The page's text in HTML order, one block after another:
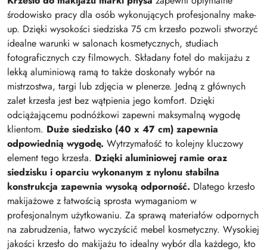
środowisko pracy dla osób wykonujących profesjonalny make-
up. Dzięki wysokości siedziska 75 cm krzesło pozwoli stworzyć
idealne warunki w salonach kosmetycznych, studiach
fotograficznych czy filmowych. Składany fotel do makijażu z
lekką aluminiową ramą to także doskonały wybór na
mistrzostwa, targi lub zdjęcia w plenerze. Jedną z głównych
zalet krzesła jest bez wątpienia jego komfort. Dzięki
odciążającemu podnóżkowi zapewni maksymalną wygodę
klientom. Duże siedzisko (40 x 47 cm) zapewnia
odpowiednią wygodę. Wytrzymałość to kolejny kluczowy
element tego krzesła. Dzięki aluminiowej ramie oraz
siedzisku i oparciu wykonanym z nylonu stabilna
konstrukcja zapewnia wysoką odporność. Dlatego krzesło
makijażowe z łatwością sprosta wymaganiom w
profesjonalnym użytkowaniu. Za sprawą materiałów odpornych
na zabrudzenia, łatwo wyczyścić mebel kosmetyczny. Wysokiej
jakości krzesło do makijażu to idealny wybór dla każdego, kto